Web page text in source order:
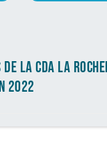
LA CDA LA
2022